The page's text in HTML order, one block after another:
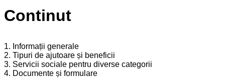
Continut
1. Informații generale
2. Tipuri de ajutoare și beneficii
3. Servicii sociale pentru diverse categorii
4. Documente și formulare